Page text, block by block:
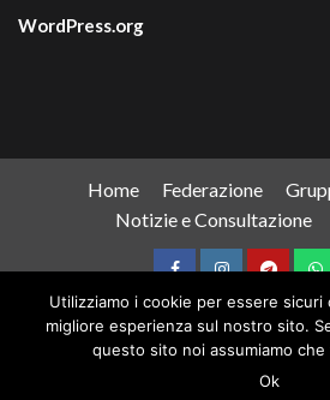
WordPress.org
Home Federazione
Notizie e Consultazione
Copyright © All rights reserved.|
themes.
Utilizziamo i cookie per essere sicuri
migliore esperienza sul nostro sito.
questo sito noi assumiamo
Ok